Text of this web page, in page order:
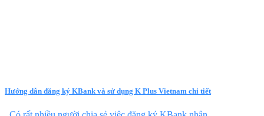
Hướng dẫn đăng ký KBank và sử dụng K Plus Vietnam chi tiết